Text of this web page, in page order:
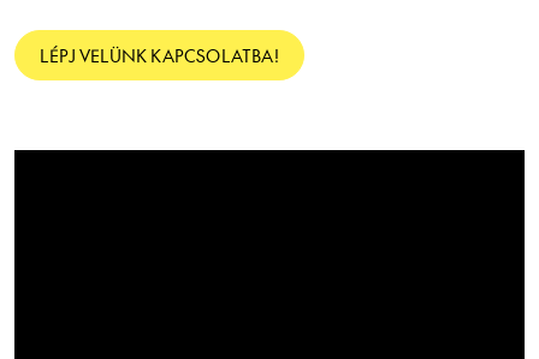
LÉPJ VELÜNK KAPCSOLATBA!